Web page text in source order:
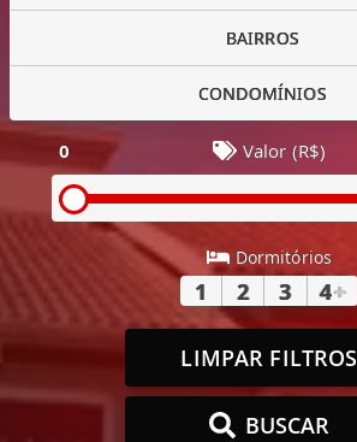
BAIRROS
CONDOMÍNIOS
0 Valor (R$)
Dormitórios
1 2 3 4+
LIMPAR FILTROS
BUSCAR